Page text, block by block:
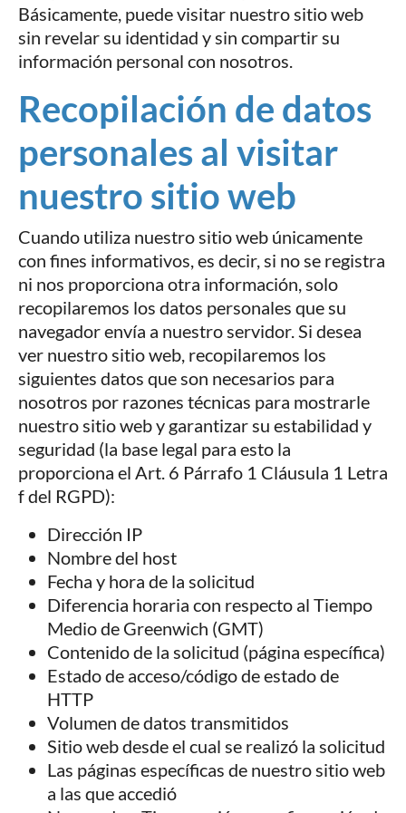
Básicamente, puede visitar nuestro sitio web
sin revelar su identidad y sin compartir su
información personal con nosotros.
Recopilación de datos
personales al visitar
nuestro sitio web
Cuando utiliza nuestro sitio web únicamente
con fines informativos, es decir, si no se registra
ni nos proporciona otra información, solo
recopilaremos los datos personales que su
navegador envía a nuestro servidor. Si desea
ver nuestro sitio web, recopilaremos los
siguientes datos que son necesarios para
nosotros por razones técnicas para mostrarle
nuestro sitio web y garantizar su estabilidad y
seguridad (la base legal para esto la
proporciona el Art. 6 Párrafo 1 Cláusula 1 Letra
f del RGPD):
Dirección IP
Nombre del host
Fecha y hora de la solicitud
Diferencia horaria con respecto al Tiempo
Medio de Greenwich (GMT)
Contenido de la solicitud (página específica)
Estado de acceso/código de estado de
HTTP
Volumen de datos transmitidos
Sitio web desde el cual se realizó la solicitud
Las páginas específicas de nuestro sitio web
a las que accedió